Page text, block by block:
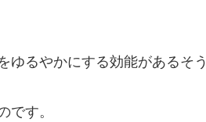
ゆるやかにする効能があるそう
です。